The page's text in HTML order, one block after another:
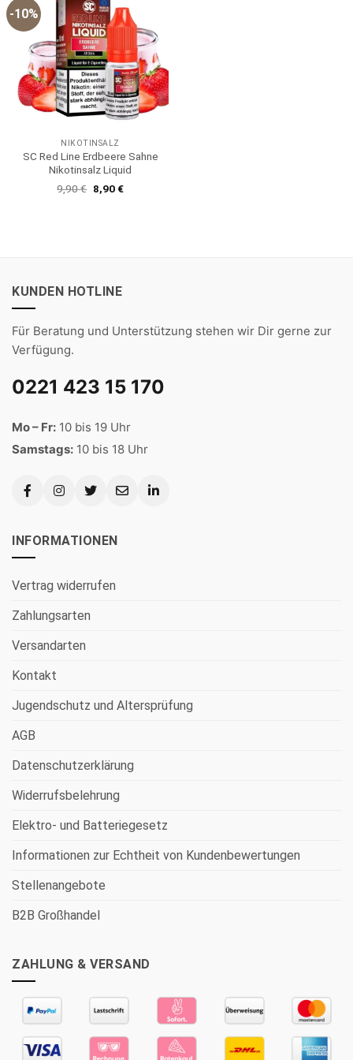
-10%
NIKOTINSALZ
SC Red Line Erdbeere Sahne
Nikotinsalz Liquid
9,90€ Ursprünglicher
Preis
8,90€Aktueller
KUNDEN HOTLINE
Für Beratung und Unterstützung stehen wir Dir gerne zur
Verfügung.
0221 423 15 170
Mo – Fr: 10 bis 19 Uhr
Samstags: 10 bis 18 Uhr
INFORMATIONEN
Vertrag widerrufen
Zahlungsarten
Versandarten
Kontakt
Jugendschutz und Altersprüfung
AGB
Datenschutzerklärung
Widerrufsbelehrung
Elektro- und Batteriegesetz
Informationen zur Echtheit von Kundenbewertungen
Stellenangebote
B2B Großhandel
ZAHLUNG & VERSAND